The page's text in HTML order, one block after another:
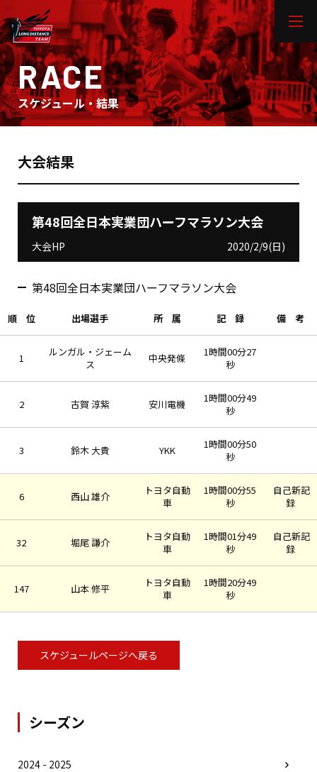
RACE
スケジュール・結果
シーズン
2024 - 2025
大会結果
第48回全日本実業団ハーフマラソン大会
大会HP 2020/2/9(日)
第48回全日本実業団ハーフマラソン大会
順 位 出場選手 所 属 記 録 備 考
1
ルンガル・ジェーム
ス
中央発條
1時間00分27
秒
2 古賀 淳紫 安川電機
1時間00分49
秒
3 鈴木 大貴 YKK
1時間00分50
秒
6 西山 雄介
トヨタ自動
車
1時間00分55
秒
自己新記
録
32 堀尾 謙介
トヨタ自動
車
1時間01分49
秒
自己新記
録
147 山本 修平
トヨタ自動
車
1時間20分49
秒
スケジュールページへ戻る